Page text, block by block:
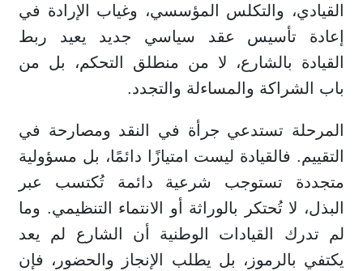
القيادي، والتكلس المؤسسي، وغياب الإرادة في
إعادة تأسيس عقد سياسي جديد يعيد ربط
القيادة بالشارع، لا من منطلق التحكم، بل من
باب الشراكة والمساءلة والتجدد.
المرحلة تستدعي جرأة في النقد ومصارحة في
التقييم. فالقيادة ليست امتيازًا دائمًا، بل مسؤولية
متجددة تستوجب شرعية دائمة تُكتسب عبر
البذل، لا تُحتكر بالوراثة أو الانتماء التنظيمي. وما
لم تدرك القيادات الوطنية أن الشارع لم يعد
يكتفي بالرموز، بل يطلب الإنجاز والحضور، فإن